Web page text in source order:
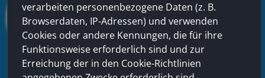
verarbeiten personenbezogene Daten (z. B.
Browserdaten, IP-Adressen) und verwenden
Cookies oder andere Kennungen, die für ihre
Funktionsweise erforderlich sind und zur
Erreichung der in den Cookie-Richtlinien